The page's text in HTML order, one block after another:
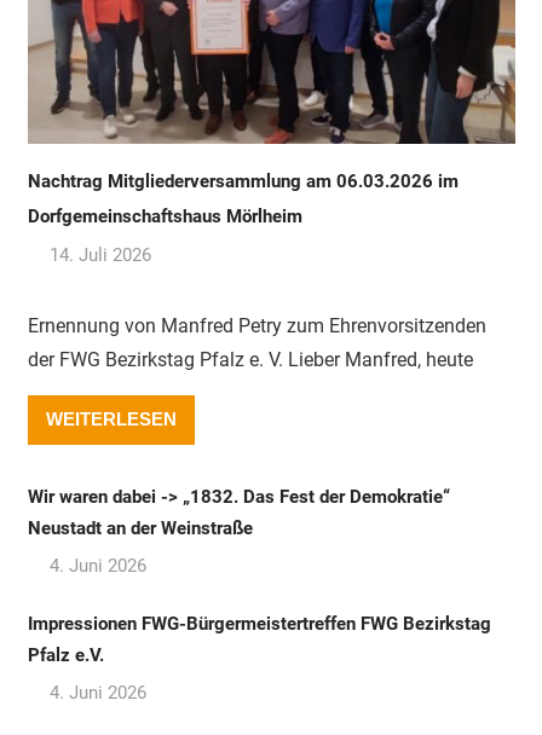
Nachtrag Mitgliederversammlung am 06.03.2026 im
Dorfgemeinschaftshaus Mörlheim
14. Juli 2026
Ernennung von Manfred Petry zum Ehrenvorsitzenden
der FWG Bezirkstag Pfalz e. V. Lieber Manfred, heute
WEITERLESEN
Wir waren dabei -> „1832. Das Fest der Demokratie“
Neustadt an der Weinstraße
4. Juni 2026
Impressionen FWG-Bürgermeistertreffen FWG Bezirkstag
Pfalz e.V.
4. Juni 2026